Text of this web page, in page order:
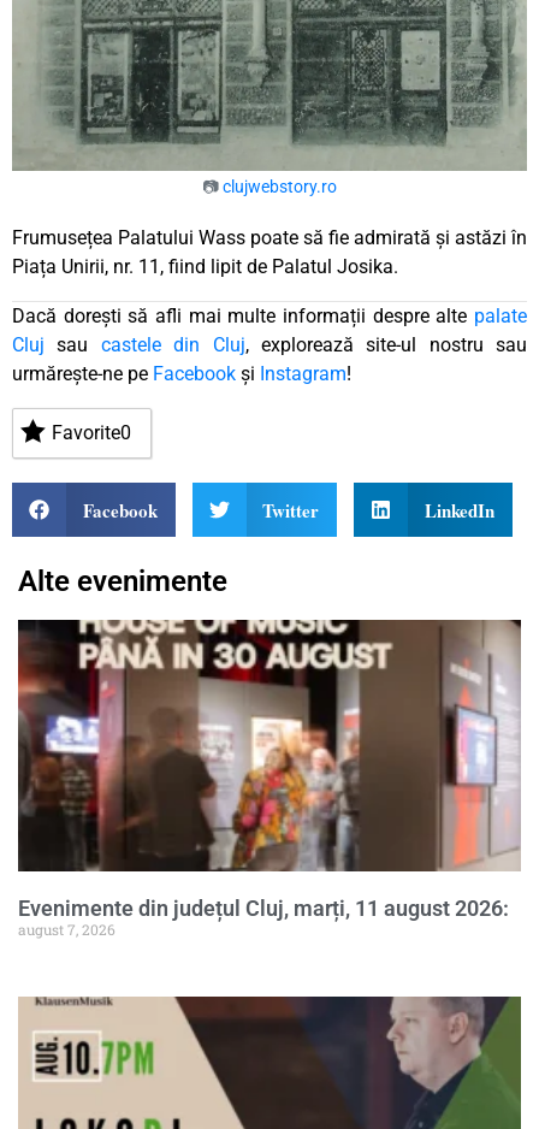
📷clujwebstory.ro
Frumusețea Palatului Wass poate să fie admirată și astăzi în
Piața Unirii, nr. 11, fiind lipit de Palatul Josika.
Dacă dorești să afli mai multe informații despre alte palate
Cluj sau castele din Cluj, explorează site-ul nostru sau
urmărește-ne pe Facebook și Instagram!
Favorite0
Facebook Twitter LinkedIn
Alte evenimente
Evenimente din județul Cluj, marți, 11 august 2026:
august 7, 2026